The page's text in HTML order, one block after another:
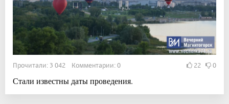
Прочитали: 3 042 Комментарии: 0 22 0
Стали известны даты проведения.